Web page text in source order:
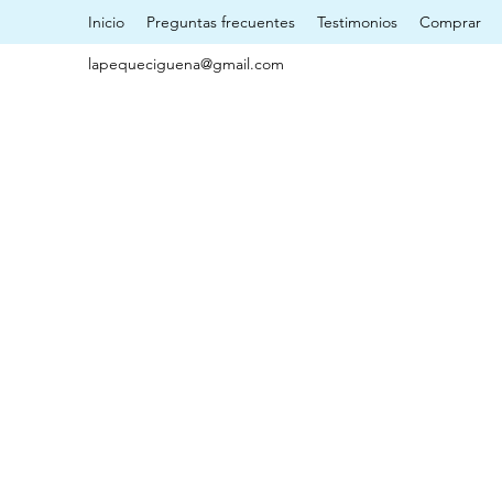
Inicio Preguntas frecuentes Testimonios Comprar
lapequeciguena@gmail.com